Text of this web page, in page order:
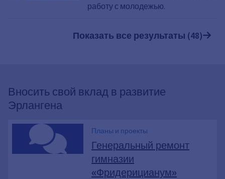
работу с молодежью.
Показать все результаты (48)
Вносить свой вклад в развитие
Эрлангена
Планы и проекты
Генеральный ремонт
гимназии
«Фридерицианум»